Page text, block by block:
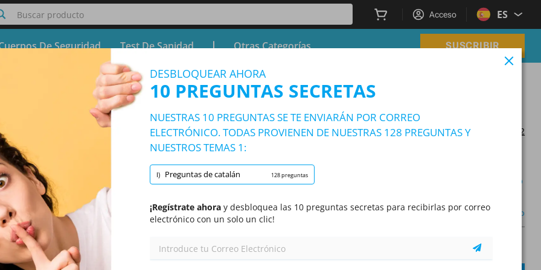
Buscar producto Acceso ES
De Seguridad Test De Sanidad Otras Categorías SUSCRIBIR
Test de Catalán
Prueba gratuita - Simulador Test de Catalán
10/128 Preguntas 1 tema y 128 preguntas Actualizado en 2025/03/22
Aleatorizado 10 Preguntas por test 20 Minutos|70% para aprobar
Otro
/10
DESBLOQUEAR AHORA
10 PREGUNTAS SECRETAS
NUESTRAS 10 PREGUNTAS SE TE ENVIARÁN POR CORREO
ELECTRÓNICO. TODAS PROVIENEN DE NUESTRAS 128 PREGUNTAS Y
NUESTROS TEMAS 1:
I) Preguntas de catalán 128 preguntas
¡Regístrate ahora y desbloquea las 10 preguntas secretas para recibirlas por correo
electrónico con un solo un clic!